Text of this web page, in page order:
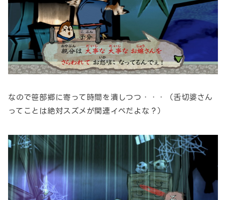
なので笹部郷に寄って時間を潰しつつ・・・（舌切婆さん
ってことは絶対スズメが関連イベだよな？）